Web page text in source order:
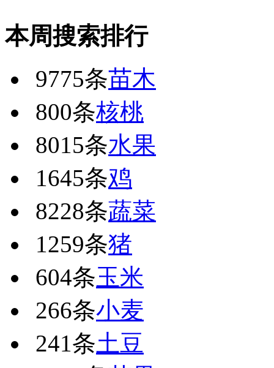
本周搜索排行
9775条苗木
800条核桃
8015条水果
1645条鸡
8228条蔬菜
1259条猪
604条玉米
266条小麦
241条土豆